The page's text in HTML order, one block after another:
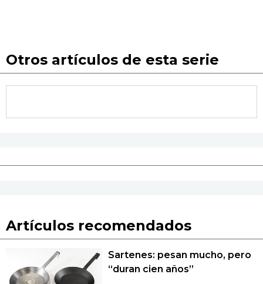
Otros artículos de esta serie
Artículos recomendados
Sartenes: pesan mucho, pero
“duran cien años”